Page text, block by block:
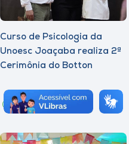
Curso de Psicologia da
Unoesc Joaçaba realiza 2ª
Cerimônia do Botton
Graduação Notícia